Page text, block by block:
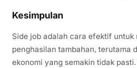
Kesimpulan
Side job adalah cara efektif untuk
penghasilan tambahan, terutama
ekonomi yang semakin tidak